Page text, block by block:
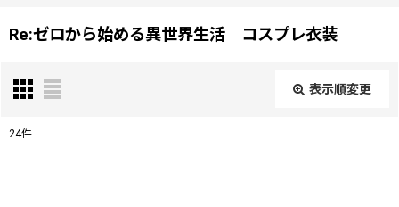
Re:ゼロから始める異世界生活 コスプレ衣装
表示順変更
24件